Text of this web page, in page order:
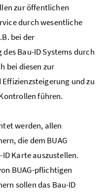
zur öffentlichen
durch wesentliche
bei der
Bau-ID Systems durch
bei diesen zur
und zu
führen.
werden, allen
die dem BUAG
Karte auszustellen.
BUAG-pflichtigen
sollen das Bau-ID